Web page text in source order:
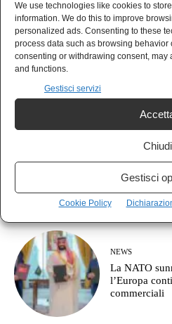
We use technologies like cookies to
information. We do this to improve
personalized ads. Consenting to these
process data such as browsing behavior
consenting or withdrawing consent, may
and functions.
Gestisci servizi
Chiudi
Gestisci
Cookie Policy
Il Giappone
pronto a
NEWS
La NATO
l’Europa
commerciali